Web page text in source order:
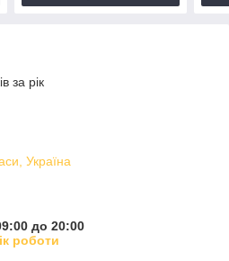
за рік
Україна
до 20:00
роботи